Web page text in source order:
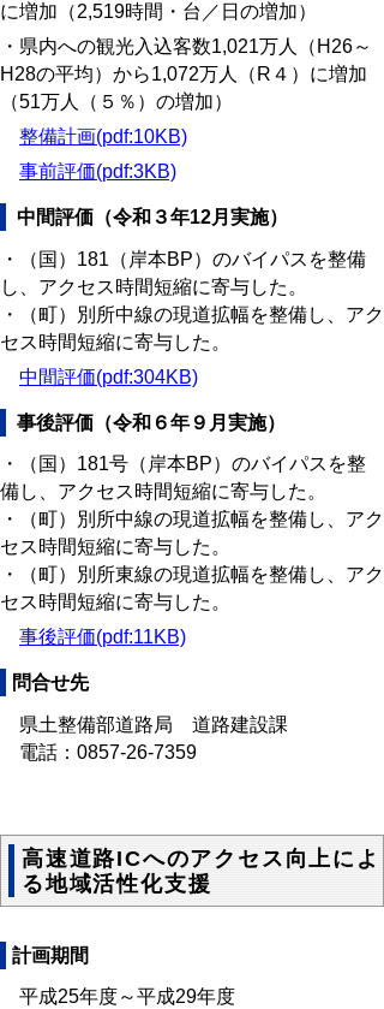
に増加（2,519時間・台／日の増加）
・県内への観光入込客数1,021万人（H26～
H28の平均）から1,072万人（R４）に増加
（51万人（５％）の増加）
整備計画(pdf:10KB)
事前評価(pdf:3KB)
中間評価（令和３年12月実施）
・（国）181（岸本BP）のバイパスを整備
し、アクセス時間短縮に寄与した。
・（町）別所中線の現道拡幅を整備し、アク
セス時間短縮に寄与した。
中間評価(pdf:304KB)
事後評価（令和６年９月実施）
・（国）181号（岸本BP）のバイパスを整
備し、アクセス時間短縮に寄与した。
・（町）別所中線の現道拡幅を整備し、アク
セス時間短縮に寄与した。
・（町）別所東線の現道拡幅を整備し、アク
セス時間短縮に寄与した。
事後評価(pdf:11KB)
問合せ先
県土整備部道路局 道路建設課
電話：0857-26-7359
高速道路ICへのアクセス向上によ
る地域活性化支援
計画期間
平成25年度～平成29年度